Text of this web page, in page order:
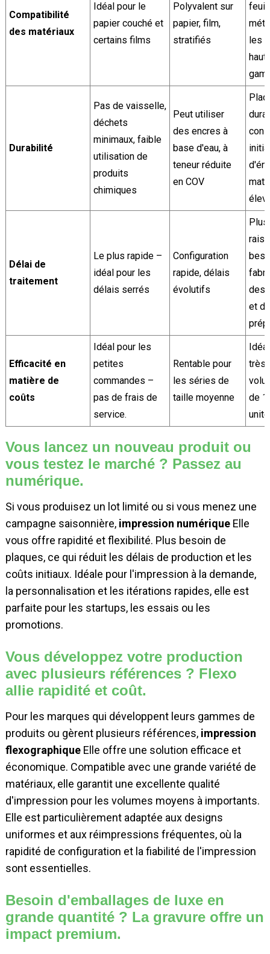
Compatibilité
des matériaux
Idéal pour le
papier couché et
certains films
Polyvalent sur
papier, film,
stratifiés
les
haut
Durabilité
Pas de vaisselle,
déchets
minimaux, faible
utilisation de
produits
chimiques
Peut utiliser
des encres à
base d'eau, à
teneur réduite
en COV
Délai de
traitement
Le plus rapide –
idéal pour les
délais serrés
Configuration
rapide, délais
évolutifs
des
et de
Efficacité en
matière de
coûts
Idéal pour les
petites
commandes –
pas de frais de
service.
Rentable pour
les séries de
taille moyenne
très
de
Vous lancez un nouveau produit ou
vous testez le marché ? Passez au
numérique.
Si vous produisez un lot limité ou si vous menez une
campagne saisonnière, impression numériqueElle
vous offre rapidité et flexibilité. Plus besoin de
plaques, ce qui réduit les délais de production et les
coûts initiaux. Idéale pour l'impression à la demande,
la personnalisation et les itérations rapides, elle est
parfaite pour les startups, les essais ou les
promotions.
Vous développez votre production
avec plusieurs références ? Flexo
allie rapidité et coût.
Pour les marques qui développent leurs gammes de
produits ou gèrent plusieurs références, impression
flexographiqueElle offre une solution efficace et
économique. Compatible avec une grande variété de
matériaux, elle garantit une excellente qualité
d'impression pour les volumes moyens à importants.
Elle est particulièrement adaptée aux designs
uniformes et aux réimpressions fréquentes, où la
rapidité de configuration et la fiabilité de l'impression
sont essentielles.
Besoin d'emballages de luxe en
grande quantité ? La gravure offre un
impact premium.